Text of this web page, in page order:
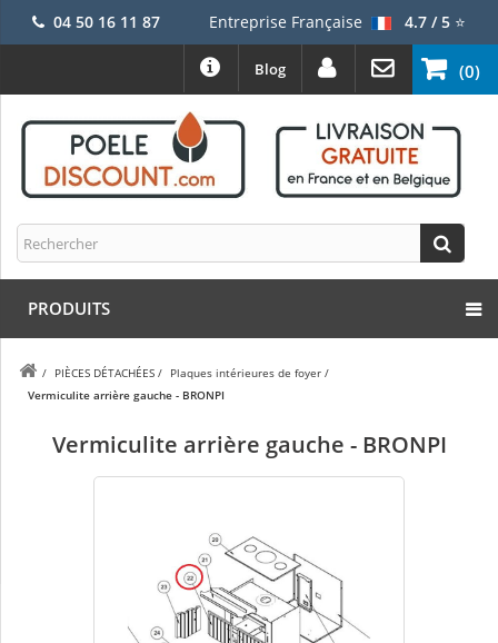
04 50 16 11 87 Entreprise Française 4.7 / 5⭐
(0)
Blog
PRODUITS
/ PIÈCES DÉTACHÉES / Plaques intérieures de foyer /
Vermiculite arrière gauche - BRONPI
Vermiculite arrière gauche - BRONPI